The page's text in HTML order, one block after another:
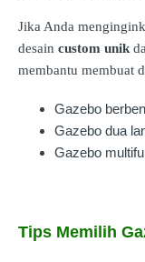
Jika Anda
desain custom unik
membantu membuat
Gazebo
Gazebo dua
Gazebo
Tips Memilih